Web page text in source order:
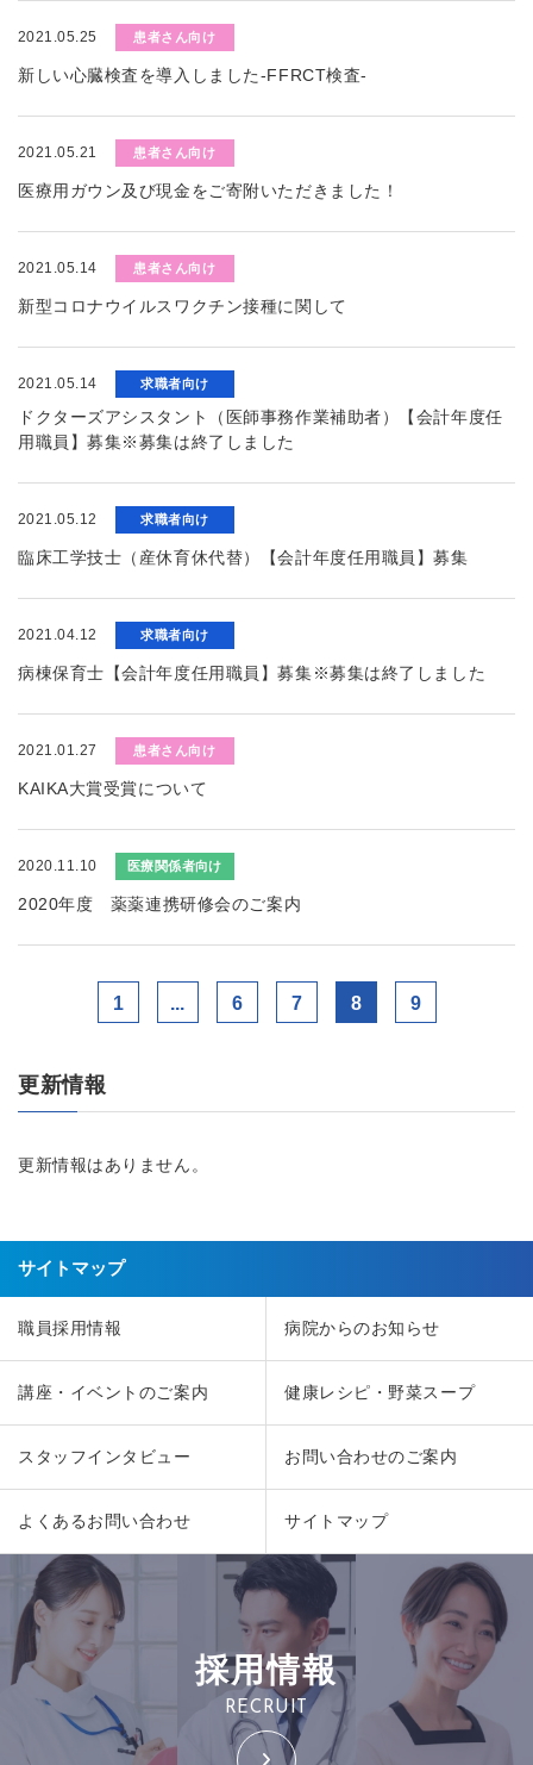
2021.05.25 患者さん向け
新しい心臓検査を導入しました-FFRCT検査-
2021.05.21 患者さん向け
医療用ガウン及び現金をご寄附いただきました！
2021.05.14 患者さん向け
新型コロナウイルスワクチン接種に関して
2021.05.14 求職者向け
ドクターズアシスタント（医師事務作業補助者）【会計年度任
用職員】募集※募集は終了しました
2021.05.12 求職者向け
臨床工学技士（産休育休代替）【会計年度任用職員】募集
2021.04.12 求職者向け
病棟保育士【会計年度任用職員】募集※募集は終了しました
2021.01.27 患者さん向け
KAIKA大賞受賞について
2020.11.10 医療関係者向け
2020年度 薬薬連携研修会のご案内
1 ... 6 7 8 9
更新情報
更新情報はありません。
サイトマップ
職員採用情報 病院からのお知らせ
講座・イベントのご案内 健康レシピ・野菜スープ
スタッフインタビュー お問い合わせのご案内
よくあるお問い合わせ サイトマップ
採用情報
RECRUIT